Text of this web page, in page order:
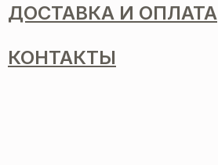
ДОСТАВКА И ОПЛАТА
КОНТАКТЫ